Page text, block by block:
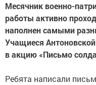
Месячник военно-
работы активно
наполнен самыми
Учащиеся
в акцию «Письмо
Ребята написали